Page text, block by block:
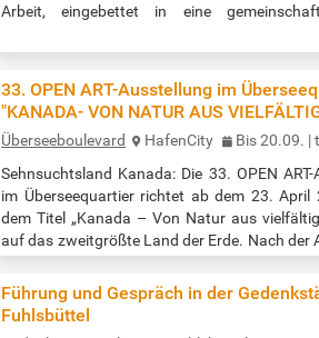
Arbeit, eingebettet in eine
ihre Ateliertüren und geben Einblicke
Kunstprozesse. Julia Pasinski, Malerei und
Margret Schubert, Abstrakte Malerei
Unikatgefäße, Tonskulpturen…
33. OPEN ART-Ausstellung im
"KANADA- VON NATUR AUS
Überseeboulevard HafenCity
Bis 20.09. |
Sehnsuchtsland Kanada: Die 33. OPEN ART-
im Überseequartier richtet ab dem 23. April
dem Titel „Kanada – Von Natur aus
auf das zweitgrößte Land der Erde. Nach der
Reiseveranstalter CRD Touristik und
50 großformatige Aufnahmen von den
Führung und Gespräch in der
Fuhlsbüttel